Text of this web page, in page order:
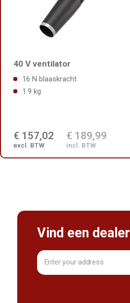
40 V ventilator
16 N blaaskracht
1.9 kg
€ 157,02
excl. BTW
€ 189,99
incl. BTW
Vind een dealer